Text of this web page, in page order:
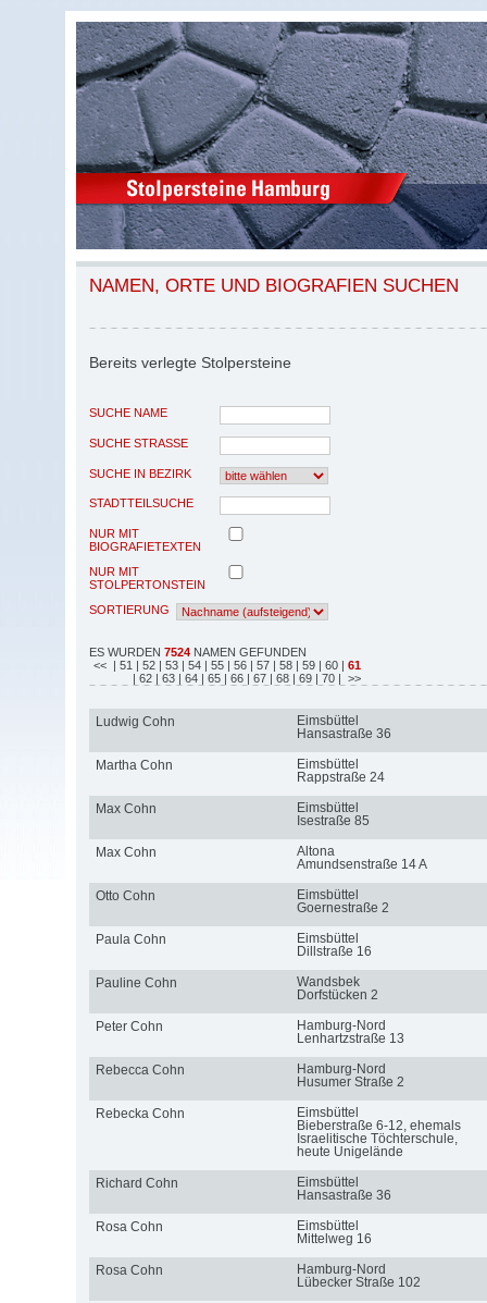
NAMEN, ORTE UND BIOGRAFIEN SUCHEN
Bereits verlegte Stolpersteine
SUCHE NAME
SUCHE STRASSE
SUCHE IN BEZIRK
STADTTEILSUCHE
NUR MIT
BIOGRAFIETEXTEN
NUR MIT
STOLPERTONSTEIN
SORTIERUNG
ES WURDEN 7524 NAMEN GEFUNDEN
<< | 51 | 52 | 53 | 54 | 55 | 56 | 57 | 58 | 59 | 60 | 61
| 62 | 63 | 64 | 65 | 66 | 67 | 68 | 69 | 70 | >>
Ludwig Cohn
Eimsbüttel
Hansastraße 36
Martha Cohn
Eimsbüttel
Rappstraße 24
Max Cohn
Eimsbüttel
Isestraße 85
Max Cohn
Altona
Amundsenstraße 14 A
Otto Cohn
Eimsbüttel
Goernestraße 2
Paula Cohn
Eimsbüttel
Dillstraße 16
Pauline Cohn
Wandsbek
Dorfstücken 2
Peter Cohn
Hamburg-Nord
Lenhartzstraße 13
Rebecca Cohn
Hamburg-Nord
Husumer Straße 2
Rebecka Cohn
Eimsbüttel
Bieberstraße 6-12, ehemals
Israelitische Töchterschule,
heute Unigelände
Richard Cohn
Eimsbüttel
Hansastraße 36
Rosa Cohn
Eimsbüttel
Mittelweg 16
Rosa Cohn
Hamburg-Nord
Lübecker Straße 102